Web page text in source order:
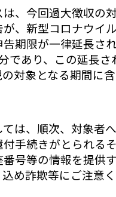
、今回過大徴収の
、新型コロナウイ
期限が一律延長さ
であり、この延長さ
対象となる期間に
は、順次、対象者
手続きがとられる
号等の情報を提供
め詐欺等にご注意く